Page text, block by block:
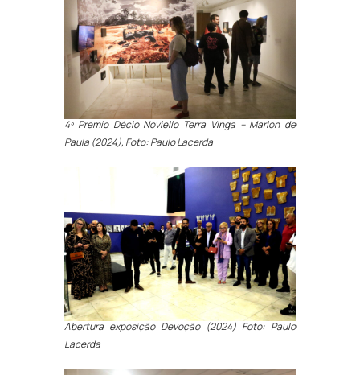
4º Premio Décio Noviello Terra Vinga – Marlon de
Paula (2024), Foto: Paulo Lacerda
Abertura exposição Devoção (2024) Foto: Paulo
Lacerda